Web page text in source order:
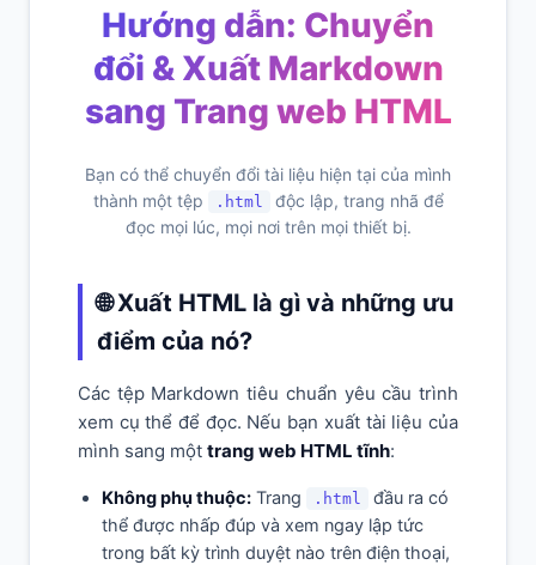
Hướng dẫn: Chuyển
đổi & Xuất Markdown
sang Trang web HTML
Bạn có thể chuyển đổi tài liệu hiện tại của mình
thành một tệp
.html
độc lập, trang nhã để
đọc mọi lúc, mọi nơi trên mọi thiết bị.
🌐 Xuất HTML là gì và những ưu
điểm của nó?
Các tệp Markdown tiêu chuẩn yêu cầu trình
xem cụ thể để đọc. Nếu bạn xuất tài liệu của
mình sang một trang web HTML tĩnh:
Không phụ thuộc: Trang .html
đầu ra có
thể được nhấp đúp và xem ngay lập tức
trong bất kỳ trình duyệt nào trên điện thoại,